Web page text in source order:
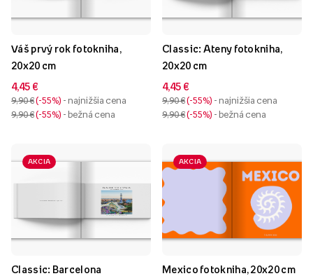
Váš prvý rok fotokniha,
20x20 cm
4,45 €
9,90 € -55% - najnižšia cena
9,90 € -55% - bežná cena
Classic: Ateny fotokniha,
20x20 cm
4,45 €
9,90 € -55% - najnižšia cena
9,90 € -55% - bežná cena
AKCIA
Classic: Barcelona
AKCIA
Mexico fotokniha, 20x20 cm